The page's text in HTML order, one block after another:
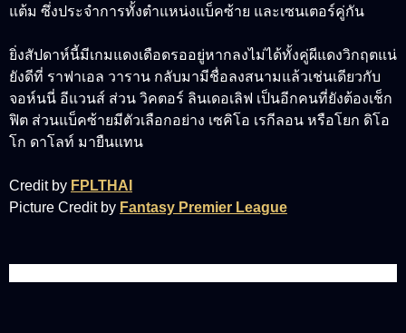
แต้ม ซึ่งประจำการทั้งตำแหน่งแบ็คซ้าย และเซนเตอร์คู่กัน
ยิ่งสัปดาห์นี้มีเกมแดงเดือดรออยู่หากลงไม่ได้ทั้งคู่ผีแดงวิกฤตแน่
ยังดีที่ ราฟาเอล วาราน กลับมามีชื่อลงสนามแล้วเช่นเดียวกับ
จอห์นนี่ อีแวนส์ ส่วน วิคตอร์ ลินเดอเลิฟ เป็นอีกคนที่ยังต้องเช็ก
ฟิต ส่วนแบ็คซ้ายมีตัวเลือกอย่าง เซคิโอ เรกีลอน หรือโยก ดิโอ
โก ดาโลท์ มายืนแทน
Credit by FPLTHAI
Picture Credit by Fantasy Premier League